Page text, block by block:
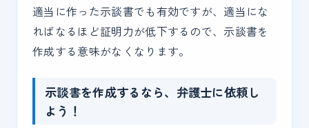
適当に作った示談書でも有効ですが、適当にな
ればなるほど証明力が低下するので、示談書を
作成する意味がなくなります。
示談書を作成するなら、弁護士に依頼し
よう！